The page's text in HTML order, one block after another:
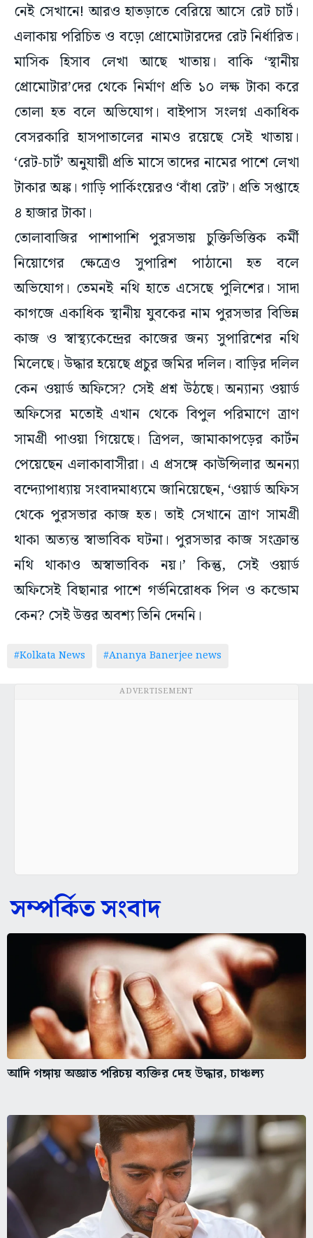
নেই সেখানে! আরও হাতড়াতে বেরিয়ে আসে রেট চার্ট।
এলাকায় পরিচিত ও বড়ো প্রোমোটারদের রেট নির্ধারিত।
মাসিক হিসাব লেখা আছে খাতায়। বাকি ‘স্থানীয়
প্রোমোটার’দের থেকে নির্মাণ প্রতি ১০ লক্ষ টাকা করে
তোলা হত বলে অভিযোগ। বাইপাস সংলগ্ন একাধিক
বেসরকারি হাসপাতালের নামও রয়েছে সেই খাতায়।
‘রেট-চার্ট’ অনুযায়ী প্রতি মাসে তাদের নামের পাশে লেখা
টাকার অঙ্ক। গাড়ি পার্কিংয়েরও ‘বাঁধা রেট’। প্রতি সপ্তাহে
৪ হাজার টাকা।
তোলাবাজির পাশাপাশি পুরসভায় চুক্তিভিত্তিক কর্মী
নিয়োগের ক্ষেত্রেও সুপারিশ পাঠানো হত বলে
অভিযোগ। তেমনই নথি হাতে এসেছে পুলিশের। সাদা
কাগজে একাধিক স্থানীয় যুবকের নাম পুরসভার বিভিন্ন
কাজ ও স্বাস্থ্যকেন্দ্রের কাজের জন্য সুপারিশের নথি
মিলেছে। উদ্ধার হয়েছে প্রচুর জমির দলিল। বাড়ির দলিল
কেন ওয়ার্ড অফিসে? সেই প্রশ্ন উঠছে। অন্যান্য ওয়ার্ড
অফিসের মতোই এখান থেকে বিপুল পরিমাণে ত্রাণ
সামগ্রী পাওয়া গিয়েছে। ত্রিপল, জামাকাপড়ের কার্টন
পেয়েছেন এলাকাবাসীরা। এ প্রসঙ্গে কাউন্সিলার অনন্যা
বন্দ্যোপাধ্যায় সংবাদমাধ্যমে জানিয়েছেন, ‘ওয়ার্ড অফিস
থেকে পুরসভার কাজ হত। তাই সেখানে ত্রাণ সামগ্রী
থাকা অত্যন্ত স্বাভাবিক ঘটনা। পুরসভার কাজ সংক্রান্ত
নথি থাকাও অস্বাভাবিক নয়।’ কিন্তু, সেই ওয়ার্ড
অফিসেই বিছানার পাশে গর্ভনিরোধক পিল ও কন্ডোম
কেন? সেই উত্তর অবশ্য তিনি দেননি।
#Kolkata News #Ananya Banerjee news
ADVERTISEMENT
সম্পর্কিত সংবাদ
আদি গঙ্গায় অজ্ঞাত পরিচয় ব্যক্তির দেহ উদ্ধার, চাঞ্চল্য